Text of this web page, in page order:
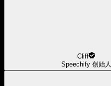
Cliff
Speechify 创始人